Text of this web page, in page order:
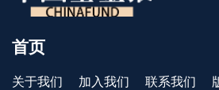
首页
关于我们 加入我们 联系我们